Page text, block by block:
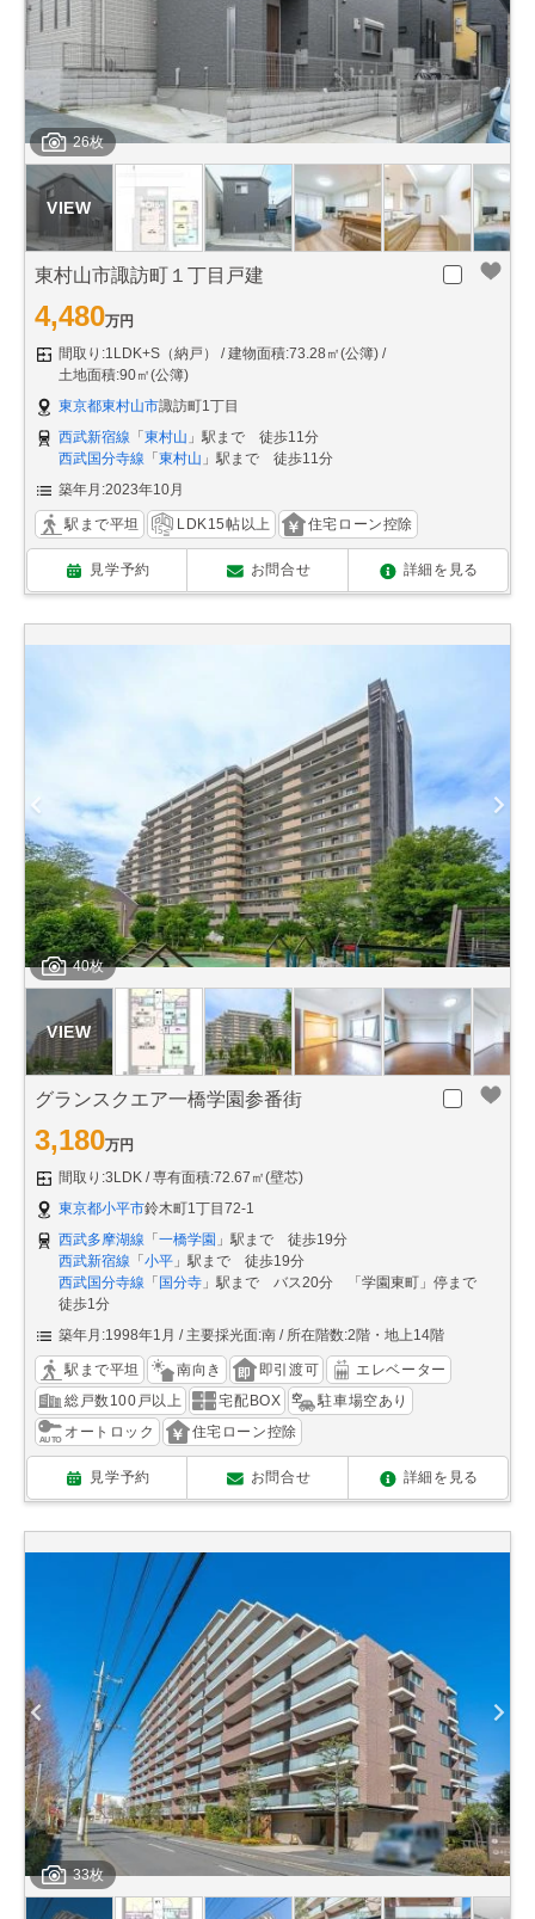
26枚
東村山市諏訪町１丁目戸建
4,480万円
間取り:1LDK+S（納戸）
建物面積:73.28㎡(公簿)
土地面積:90㎡(公簿)
東京都東村山市諏訪町1丁目
西武新宿線 「 東村山 」駅まで 徒歩11分
西武国分寺線 「 東村山 」駅まで 徒歩11分
築年月:2023年10月
駅まで平坦 LDK15帖以上 住宅ローン控除
見学予約 お問合せ 詳細を見る
40枚
グランスクエア一橋学園参番街
3,180万円
間取り:3LDK
専有面積:72.67㎡(壁芯)
東京都小平市鈴木町1丁目72-1
西武多摩湖線 「 一橋学園 」駅まで 徒歩19分
西武新宿線 「 小平 」駅まで 徒歩19分
西武国分寺線 「 国分寺 」駅まで バス20分 「学園東町」停まで
徒歩1分
築年月:1998年1月
主要採光面:南 所在階数:2階・地上14階
駅まで平坦 南向き 即引渡可
エレベーター
総戸数100戸以上
宅配BOX
駐車場空あり
オートロック
住宅ローン控除
見学予約 お問合せ 詳細を見る
33枚